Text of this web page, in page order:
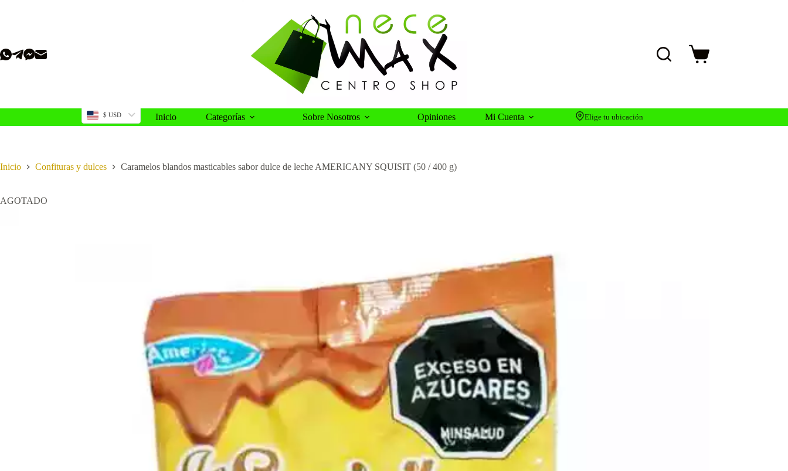
Carro
$ USD Inicio Categorías Sobre Nosotros Opiniones Mi Cuenta Elige tu ubicación
Inicio Confituras y dulces Caramelos blandos masticables sabor dulce de leche AMERICANY SQUISIT (50 / 400 g)
AGOTADO